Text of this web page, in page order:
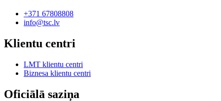
+371 67808808
info@tsc.lv
Klientu centri
LMT klientu centri
Biznesa klientu centri
Oficiālā saziņa